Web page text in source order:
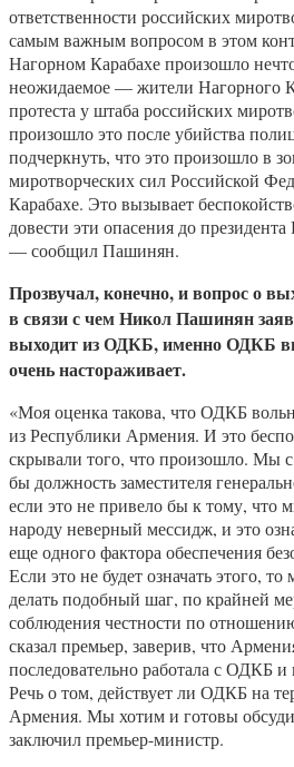
ответственности российских
самым важным вопросом в этом
Нагорном Карабахе произошло
неожидаемое — жители Нагорного
протеста у штаба российских
произошло это после убийства
подчеркнуть, что это произошло в
миротворческих сил Российской
Карабахе. Это вызывает
довести эти опасения до
— сообщил Пашинян.
Прозвучал, конечно, и вопрос о
в связи с чем Никол Пашинян
выходит из ОДКБ, именно ОДКБ
очень настораживает.
«Моя оценка такова, что ОДКБ
из Республики Армения. И это
скрывали того, что произошло. Мы
бы должность заместителя
если это не привело бы к тому, что
народу неверный мессидж, и это
еще одного фактора обеспечения
Если это не будет означать этого,
делать подобный шаг, по крайней
соблюдения честности по
сказал премьер, заверив, что
последовательно работала с ОДКБ
Речь о том, действует ли ОДКБ на
Армения. Мы хотим и готовы
заключил премьер-министр.